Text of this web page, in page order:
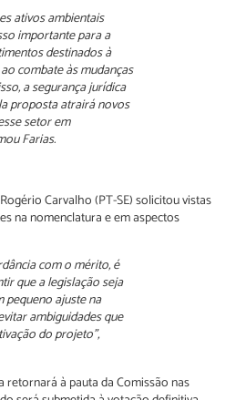
ativos ambientais
importante para a
destinados à
combate às mudanças
a segurança jurídica
proposta atrairá novos
setor em
Farias.
Carvalho (PT-SE) solicitou vistas
na nomenclatura e em aspectos
com o mérito, é
que a legislação seja
pequeno ajuste na
ambiguidades que
do projeto”,
retornará à pauta da Comissão nas